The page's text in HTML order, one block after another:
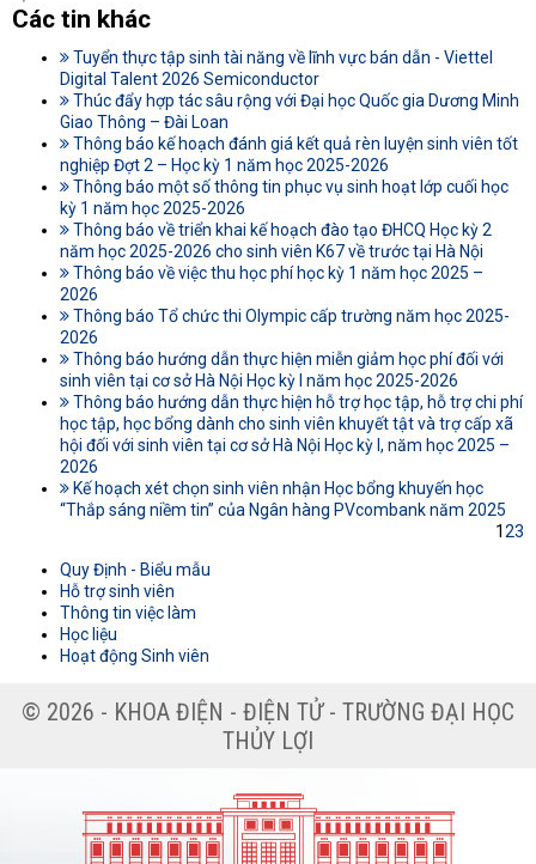
Các tin khác
Tuyển thực tập sinh tài năng về lĩnh vực bán dẫn - Viettel
Digital Talent 2026 Semiconductor
Thúc đẩy hợp tác sâu rộng với Đại học Quốc gia Dương Minh
Giao Thông – Đài Loan
Thông báo kế hoạch đánh giá kết quả rèn luyện sinh viên tốt
nghiệp Đợt 2 – Học kỳ 1 năm học 2025-2026
Thông báo một số thông tin phục vụ sinh hoạt lớp cuối học
kỳ 1 năm học 2025-2026
Thông báo về triển khai kế hoạch đào tạo ĐHCQ Học kỳ 2
năm học 2025-2026 cho sinh viên K67 về trước tại Hà Nội
Thông báo về việc thu học phí học kỳ 1 năm học 2025 –
2026
Thông báo Tổ chức thi Olympic cấp trường năm học 2025-
2026
Thông báo hướng dẫn thực hiện miễn giảm học phí đối với
sinh viên tại cơ sở Hà Nội Học kỳ I năm học 2025-2026
Thông báo hướng dẫn thực hiện hỗ trợ học tập, hỗ trợ chi phí
học tập, học bổng dành cho sinh viên khuyết tật và trợ cấp xã
hội đối với sinh viên tại cơ sở Hà Nội Học kỳ I, năm học 2025 –
2026
Kế hoạch xét chọn sinh viên nhận Học bổng khuyến học
“Thắp sáng niềm tin” của Ngân hàng PVcombank năm 2025
123
Quy Định - Biểu mẫu
Hỗ trợ sinh viên
Thông tin việc làm
Học liệu
Hoạt động Sinh viên
© 2026 - KHOA ĐIỆN - ĐIỆN TỬ - TRƯỜNG ĐẠI HỌC
THỦY LỢI